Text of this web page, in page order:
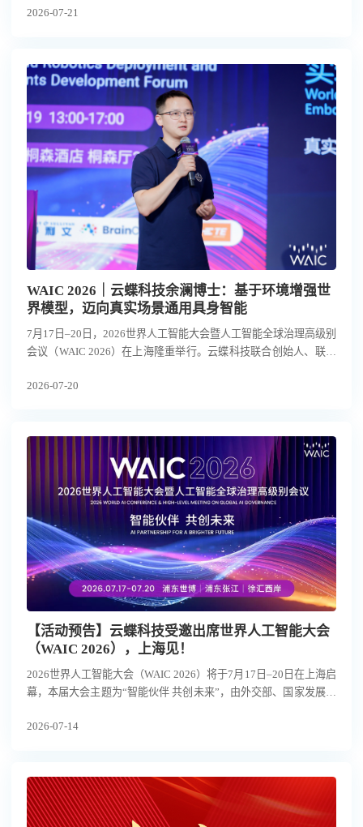
2026-07-21
WAIC 2026｜云蝶科技余澜博士：基于环境增强世
界模型，迈向真实场景通用具身智能
7月17日–20日，2026世界人工智能大会暨人工智能全球治理高级别
会议（WAIC 2026）在上海隆重举行。云蝶科技联合创始人、联席
发表主题演讲，详细阐述了云蝶科技以环境增强的世界模型，实现
2026-07-20
【活动预告】云蝶科技受邀出席世界人工智能大会
（WAIC 2026），上海见！
2026世界人工智能大会（WAIC 2026）将于7月17日–20日在上海启
幕，本届大会主题为“智能伙伴 共创未来”，由外交部、国家发展改
联网信息办公室、中国科学院、中国科协及上海市人民政府共同主
2026-07-14